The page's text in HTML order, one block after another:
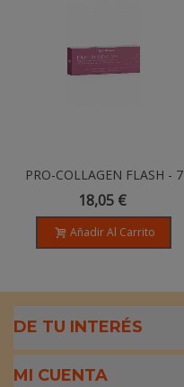
PRO-COLLAGEN FLASH - 7
Ampollas
18,05 €
Añadir Al Carrito
DE TU INTERÉS
MI CUENTA